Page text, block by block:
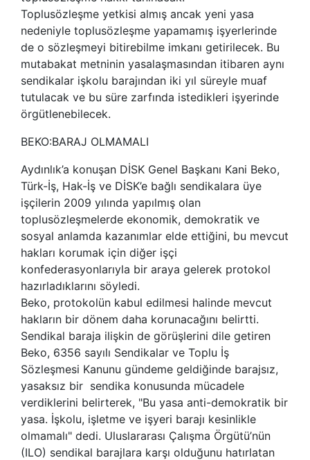
Toplusözleşme yetkisi almış ancak yeni yasa
nedeniyle toplusözleşme yapamamış işyerlerinde
de o sözleşmeyi bitirebilme imkanı getirilecek. Bu
mutabakat metninin yasalaşmasından itibaren aynı
sendikalar işkolu barajından iki yıl süreyle muaf
tutulacak ve bu süre zarfında istedikleri işyerinde
örgütlenebilecek.
BEKO:BARAJ OLMAMALI
Aydınlık’a konuşan DİSK Genel Başkanı Kani Beko,
Türk-İş, Hak-İş ve DİSK’e bağlı sendikalara üye
işçilerin 2009 yılında yapılmış olan
toplusözleşmelerde ekonomik, demokratik ve
sosyal anlamda kazanımlar elde ettiğini, bu mevcut
hakları korumak için diğer işçi
konfederasyonlarıyla bir araya gelerek protokol
hazırladıklarını söyledi.
Beko, protokolün kabul edilmesi halinde mevcut
hakların bir dönem daha korunacağını belirtti.
Sendikal baraja ilişkin de görüşlerini dile getiren
Beko, 6356 sayılı Sendikalar ve Toplu İş
Sözleşmesi Kanunu gündeme geldiğinde barajsız,
yasaksız bir sendika konusunda mücadele
verdiklerini belirterek, "Bu yasa anti-demokratik bir
yasa. İşkolu, işletme ve işyeri barajı kesinlikle
olmamalı" dedi. Uluslararası Çalışma Örgütü’nün
(ILO) sendikal barajlara karşı olduğunu hatırlatan